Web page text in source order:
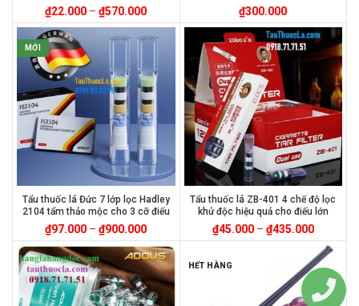
₫22.000 –₫570.000 ₫300.000
MỚI
Tẩu thuốc lá Đức 7 lớp lọc Hadley
2104 tẩm thảo mộc cho 3 cỡ điếu
₫97.000 –₫900.000
Tẩu thuốc lá ZB-401 4 chế độ lọc
khử độc hiệu quả cho điếu lớn
₫45.000– ₫435.000
HẾT HÀNG